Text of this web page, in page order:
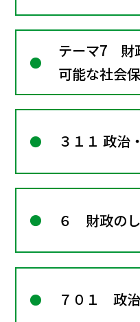
テーマ7 財
可能な社会
３１１ 政治
６ 財政の
７０１ 政